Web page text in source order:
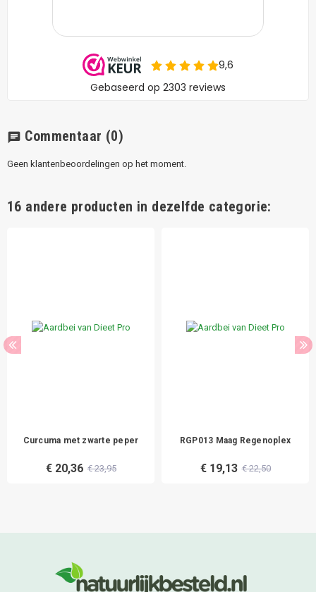
chat Commentaar (0)
Geen klantenbeoordelingen op het moment.
16 andere producten in dezelfde categorie:
Curcuma met zwarte peper
€ 20,36 € 23,95
RGP013 Maag Regenoplex
€ 19,13 € 22,50